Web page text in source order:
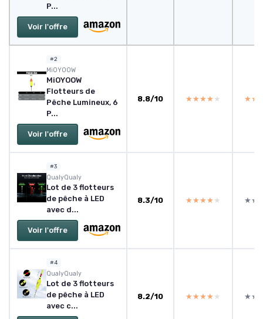
P...
Voir l'offre
#2
‎MiOYOOW
MiOYOOW
Flotteurs de
Pêche Lumineux, 6
P...
Voir l'offre
8.8/10 ★★★★★
★★★★★
#3
‎QualyQualy
Lot de 3 flotteurs
de pêche à LED
avec d...
Voir l'offre
8.3/10 ★★★★★
★★★★★
#4
‎QualyQualy
Lot de 3 flotteurs
de pêche à LED
avec c...
8.2/10 ★★★★★
★★★★★